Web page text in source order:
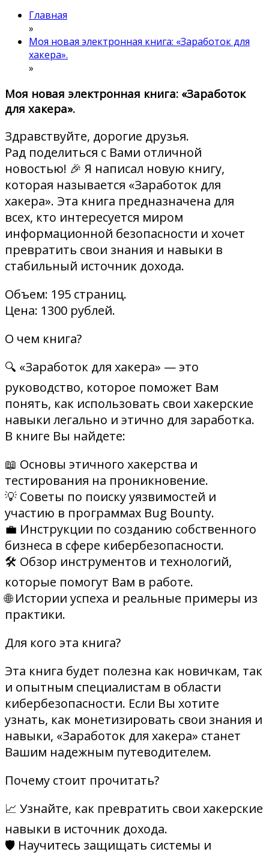
Главная
»
Моя новая электронная книга: «Заработок для
хакера».
»
Моя новая электронная книга: «Заработок
для хакера».
Здравствуйте, дорогие друзья.
Рад поделиться с Вами отличной
новостью! 🎉 Я написал новую книгу,
которая называется «Заработок для
хакера». Эта книга предназначена для
всех, кто интересуется миром
информационной безопасности и хочет
превратить свои знания и навыки в
стабильный источник дохода.
Объем: 195 страниц.
Цена: 1300 рублей.
О чем книга?
🔍 «Заработок для хакера» — это
руководство, которое поможет Вам
понять, как использовать свои хакерские
навыки легально и этично для заработка.
В книге Вы найдете:
📖 Основы этичного хакерства и
тестирования на проникновение.
💡 Советы по поиску уязвимостей и
участию в программах Bug Bounty.
💼 Инструкции по созданию собственного
бизнеса в сфере кибербезопасности.
🛠️ Обзор инструментов и технологий,
которые помогут Вам в работе.
🌐 Истории успеха и реальные примеры из
практики.
Для кого эта книга?
Эта книга будет полезна как новичкам, так
и опытным специалистам в области
кибербезопасности. Если Вы хотите
узнать, как монетизировать свои знания и
навыки, «Заработок для хакера» станет
Вашим надежным путеводителем.
Почему стоит прочитать?
📈 Узнайте, как превратить свои хакерские
навыки в источник дохода.
🛡️ Научитесь защищать системы и